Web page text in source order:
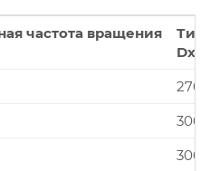
частота вращения